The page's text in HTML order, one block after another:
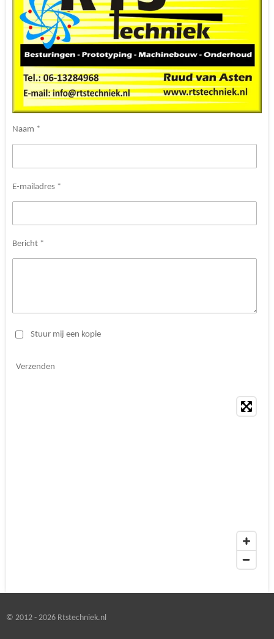
Naam *
E-mailadres *
Bericht *
Stuur mij een kopie
Verzenden
© 2012 - 2026 Rtstechniek.nl